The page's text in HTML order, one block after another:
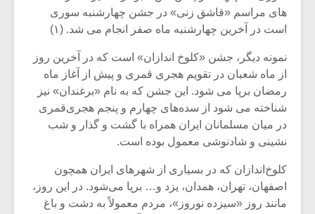
های مراسم «قاشق زنی» در جشن چهارشنبه سوری
است در آخرین چهارشنبه ماه صفر انجام می شد. (۱)
نمونه دیگر، جشن «کلوخ اندازان» است که در آخرین روز
از ماه شعبان در تقویم هجری قمری و پیش از آغاز ماه
رمضان برپا می شود. این جشن که به نام «برغندان» نیز
شناخته می شود از سده‌های چهارم و پنجم هجری‌قمری
در میان مسلمانان ایران همراه با گشت و گذار و شب
نشینی و شادنوشی معمول بوده است.
کلوخ‌اندازان که در بسیاری از شهرهای ایران همچون
اصفهان، تهران، همدان، یزد و… برپا می‌شود. در این روز،
مانند روز «سیزده نوروز»، مردم معمولاً به دشت و باغ
یادداشتی بر موسیقی
متن فیلم «متری
شیش و نیم»
اگر نمی توانی
مشهورترین باشی،
بدنام ترین باش
برگزار
سکانسی
موسیقی